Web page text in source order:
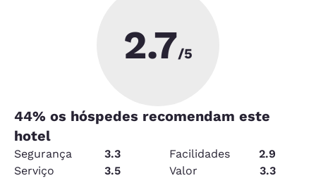
2.7/5
44% os hóspedes recomendam este
hotel
Segurança 3.3 Facilidades
2.9
Serviço
3.5 Valor
3.3